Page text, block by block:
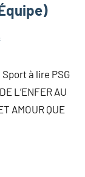
à lire PSG
L’ENFER AU
AMOUR QUE